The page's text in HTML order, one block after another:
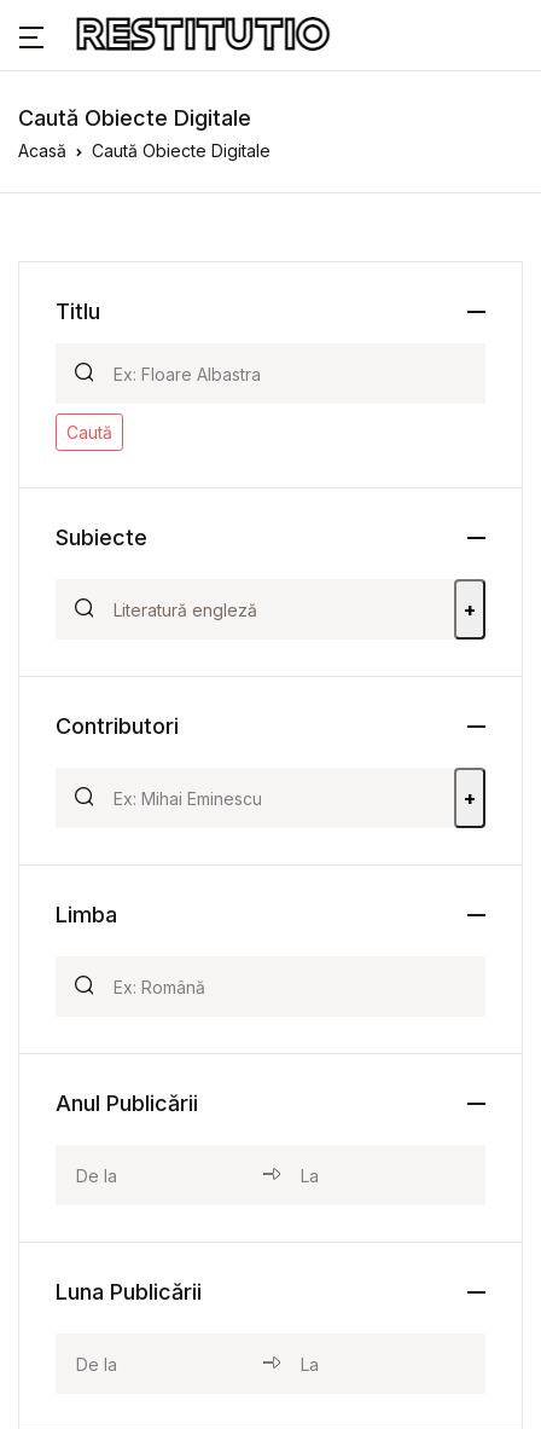
Caută Obiecte Digitale
Acasă Caută Obiecte Digitale
Titlu
Caută
Subiecte
+
Contributori
+
Limba
Anul Publicării
Luna Publicării